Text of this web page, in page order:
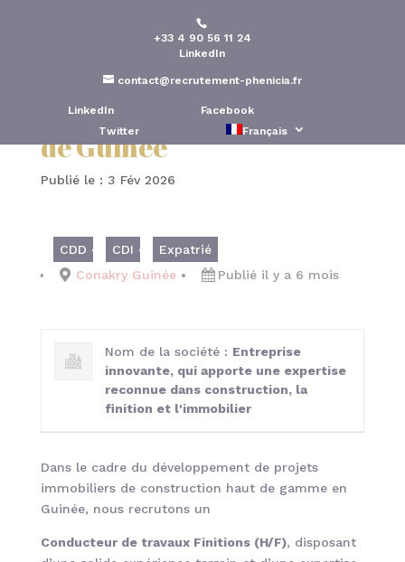
+33 4 90 56 11 24
LinkedIn
contact@recrutement-phenicia.fr
LinkedIn
Facebook
Twitter
Français
Conducteur de travaux-
(expatriation) Poste basé
à Conakry-République
de Guinée
Publié le : 3 Fév 2026
CDD CDI
Expatrié
Conakry Guinée
Publié il y a 6 mois
Nom de la société : Entreprise
innovante, qui apporte une expertise
reconnue dans construction, la
finition et l'immobilier
Dans le cadre du développement de projets
immobiliers de construction haut de gamme en
Guinée, nous recrutons un
Conducteur de travaux Finitions (H/F), disposant